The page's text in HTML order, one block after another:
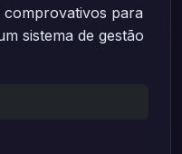
comprovativos para
sistema de gestão